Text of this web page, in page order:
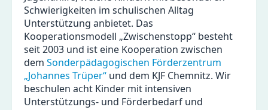
Schwierigkeiten im schulischen Alltag
Unterstützung anbietet. Das
Kooperationsmodell „Zwischenstopp“ besteht
seit 2003 und ist eine Kooperation zwischen
dem Sonderpädagogischen Förderzentrum
„Johannes Trüper“ und dem KJF Chemnitz. Wir
beschulen acht Kinder mit intensiven
Unterstützungs- und Förderbedarf und